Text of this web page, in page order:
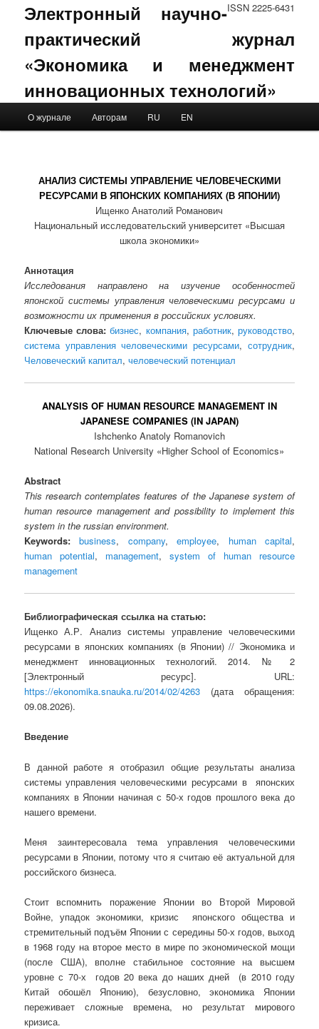
ISSN 2225-6431
Электронный научно-
практический журнал
«Экономика и менеджмент
инновационных технологий»
Skip to primary content
Skip to secondary content
О журнале Авторам RU EN
АНАЛИЗ СИСТЕМЫ УПРАВЛЕНИЕ ЧЕЛОВЕЧЕСКИМИ
РЕСУРСАМИ В ЯПОНСКИХ КОМПАНИЯХ (В ЯПОНИИ)
Ищенко Анатолий Романович
Национальный исследовательский университет «Высшая
школа экономики»
Аннотация
Исследования направлено на изучение особенностей
японской системы управления человеческими ресурсами и
возможности их применения в российских условиях.
Ключевые слова: бизнес, компания, работник, руководство,
система управления человеческими ресурсами, сотрудник,
Человеческий капитал,человеческий потенциал
ANALYSIS OF HUMAN RESOURCE MANAGEMENT IN
JAPANESE COMPANIES (IN JAPAN)
Ishchenko Anatoly Romanovich
National Research University «Higher School of Economics»
Abstract
This research contemplates features of the Japanese system of
human resource management and possibility to implement this
system in the russian environment.
Keywords:
business, company,employee, human capital,
human potential, management, system of human resource
management
Библиографическая ссылка на статью:
Ищенко А.Р. Анализ системы управление человеческими
ресурсами в японских компаниях (в Японии) // Экономика и
менеджмент инновационных технологий. 2014. № 2
[Электронный ресурс]. URL:
https://ekonomika.snauka.ru/2014/02/4263 (дата обращения:
09.08.2026).
Введение
В данной работе я отобразил общие результаты анализа
системы управления человеческими ресурсами в японских
компаниях в Японии начиная с 50-х годов прошлого века до
нашего времени.
Меня заинтересовала тема управления человеческими
ресурсами в Японии, потому что я считаю её актуальной для
российского бизнеса.
Стоит вспомнить поражение Японии во Второй Мировой
Войне, упадок экономики, кризис японского общества и
стремительный подъём Японии с середины 50-х годов, выход
в 1968 году на второе место в мире по экономической мощи
(после США), вполне стабильное состояние на высшем
уровне с 70-х годов 20 века до наших дней (в 2010 году
Китай обошёл Японию), безусловно, экономика Японии
переживает сложные времена, но результат мирового
кризиса.